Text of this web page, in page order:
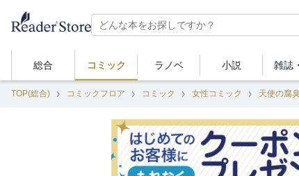
総合 コミック ラノベ 小説 雑誌・
TOP(総合) コミックフロア コミック 女性コミック 天使の腐